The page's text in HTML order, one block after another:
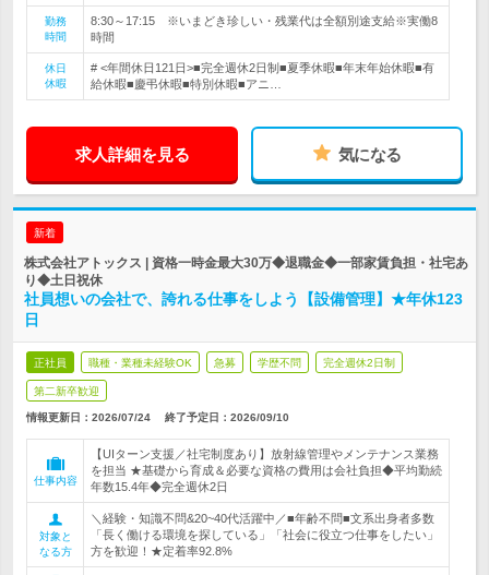
勤務
時間
8:30～17:15 ※いまどき珍しい・残業代は全額別途支給※実働8
時間
休日
休暇
# <年間休日121日>■完全週休2日制■夏季休暇■年末年始休暇■有
給休暇■慶弔休暇■特別休暇■アニ…
求人詳細を見る 気になる
新着
株式会社アトックス | 資格一時金最大30万◆退職金◆一部家賃負担・社宅あ
り◆土日祝休
社員想いの会社で、誇れる仕事をしよう【設備管理】★年休123
日
正社員 職種・業種未経験OK 急募 学歴不問 完全週休2日制
第二新卒歓迎
情報更新日：2026/07/24 終了予定日： 2026/09/10
仕事内容
【UIターン支援／社宅制度あり】放射線管理やメンテナンス業務
を担当 ★基礎から育成＆必要な資格の費用は会社負担◆平均勤続
年数15.4年◆完全週休2日
対象と
なる方
＼経験・知識不問&20~40代活躍中／■年齢不問■文系出身者多数
「長く働ける環境を探している」「社会に役立つ仕事をしたい」
方を歓迎！★定着率92.8%